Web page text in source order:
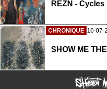
REZN -
CHRONIQUE 10-07-
SHOW ME